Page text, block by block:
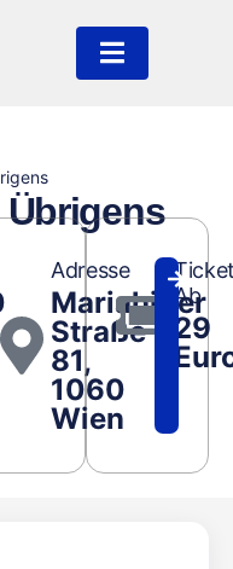
Adresse
Mariahilfer
Straße
81,
1060
Wien
Ab
29